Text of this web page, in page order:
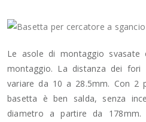
Le asole di montaggio
montaggio. La distanza dei
variare da 10 a 28.5mm. Con 2
basetta è ben salda, senza
diametro a partire da